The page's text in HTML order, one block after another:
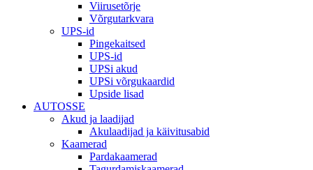
Viirusetõrje
Võrgutarkvara
UPS-id
Pingekaitsed
UPS-id
UPSi akud
UPSi võrgukaardid
Upside lisad
AUTOSSE
Akud ja laadijad
Akulaadijad ja käivitusabid
Kaamerad
Pardakaamerad